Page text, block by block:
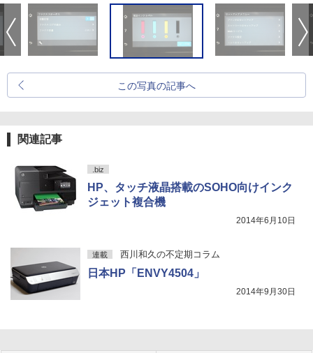
この写真の記事へ
関連記事
.biz
HP、タッチ液晶搭載のSOHO向けインク
ジェット複合機
2014年6月10日
連載 西川和久の不定期コラム
日本HP「ENVY4504」
2014年9月30日